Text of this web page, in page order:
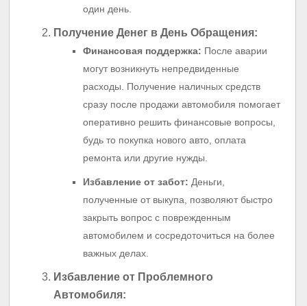
один день.
Получение Денег в День Обращения:
Финансовая поддержка: После аварии
могут возникнуть непредвиденные
расходы. Получение наличных средств
сразу после продажи автомобиля помогает
оперативно решить финансовые вопросы,
будь то покупка нового авто, оплата
ремонта или другие нужды.
Избавление от забот: Деньги,
полученные от выкупа, позволяют быстро
закрыть вопрос с поврежденным
автомобилем и сосредоточиться на более
важных делах.
Избавление от Проблемного
Автомобиля: